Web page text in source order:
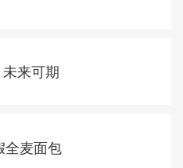
来可期
全麦面包